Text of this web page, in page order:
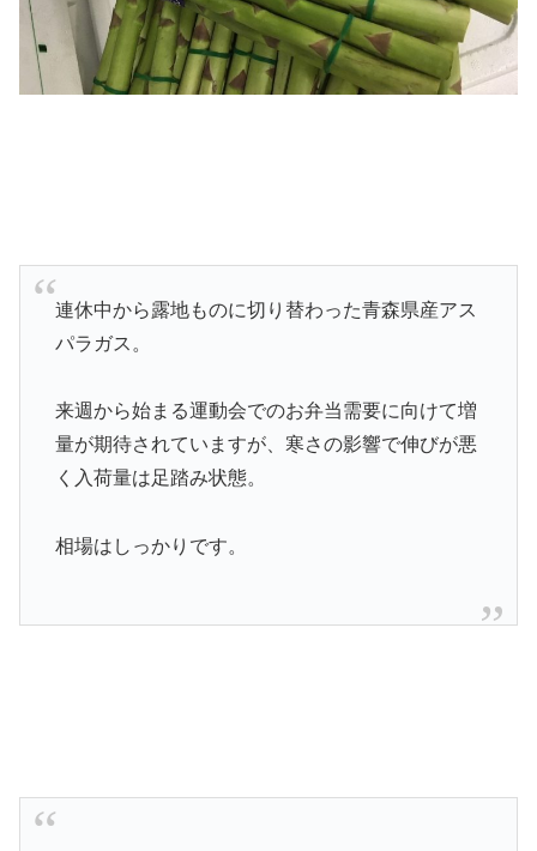
連休中から露地ものに切り替わった青森県産アス
パラガス。
来週から始まる運動会でのお弁当需要に向けて増
量が期待されていますが、寒さの影響で伸びが悪
く入荷量は足踏み状態。
相場はしっかりです。